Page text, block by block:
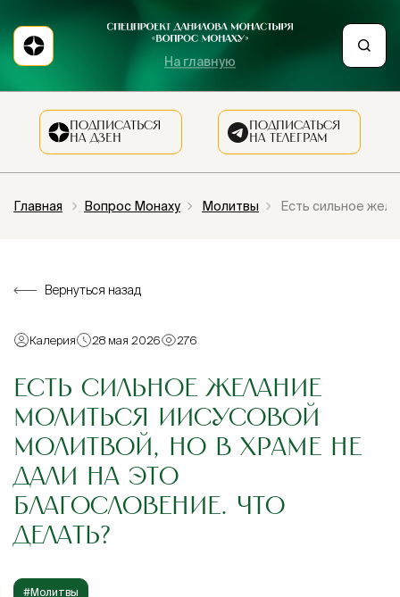
На главную
ПОДПИСАТЬСЯ
НА ДЗЕН
ПОДПИСАТЬСЯ
НА ТЕЛЕГРАМ
Главная Вопрос Монаху Молитвы Есть сильное
Вернуться назад
Калерия 28 мая 2026 276
ЕСТЬ СИЛЬНОЕ ЖЕЛАНИЕ
МОЛИТЬСЯ ИИСУСОВОЙ
МОЛИТВОЙ, НО В ХРАМЕ НЕ
ДАЛИ НА ЭТО
БЛАГОСЛОВЕНИЕ. ЧТО
ДЕЛАТЬ?
#Молитвы